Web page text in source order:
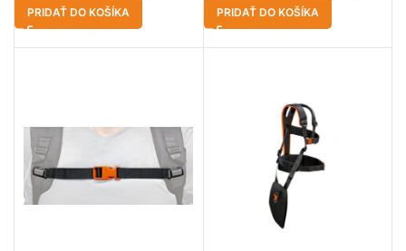
PRIDAŤ DO KOŠÍKA PRIDAŤ DO KOŠÍKA